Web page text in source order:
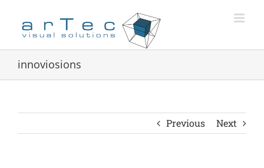
Inhalt
springen
innoviosions
Previous Next